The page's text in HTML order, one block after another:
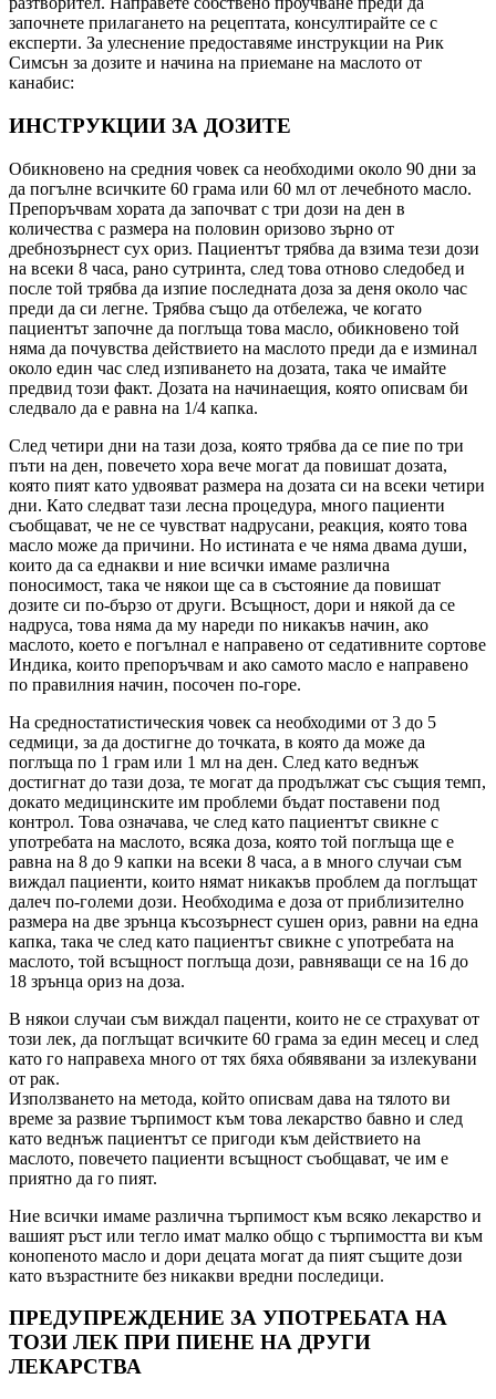
започнете прилагането на рецептата, консултирайте се с
експерти. За улеснение предоставяме инструкции на Рик
Симсън за дозите и начина на приемане на маслото от
канабис:
ИНСТРУКЦИИ ЗА ДОЗИТЕ
Обикновено на средния човек са необходими около 90 дни за
да погълне всичките 60 грама или 60 мл от лечебното масло.
Препоръчвам хората да започват с три дози на ден в
количества с размера на половин оризово зърно от
дребнозърнест сух ориз. Пациентът трябва да взима тези дози
на всеки 8 часа, рано сутринта, след това отново следобед и
после той трябва да изпие последната доза за деня около час
преди да си легне. Трябва също да отбележа, че когато
пациентът започне да поглъща това масло, обикновено той
няма да почувства действието на маслото преди да е изминал
около един час след изпиването на дозата, така че имайте
предвид този факт. Дозата на начинаещия, която описвам би
следвало да е равна на 1/4 капка.
След четири дни на тази доза, която трябва да се пие по три
пъти на ден, повечето хора вече могат да повишат дозата,
която пият като удвояват размера на дозата си на всеки четири
дни. Като следват тази лесна процедура, много пациенти
съобщават, че не се чувстват надрусани, реакция, която това
масло може да причини. Но истината е че няма двама души,
които да са еднакви и ние всички имаме различна
поносимост, така че някои ще са в състояние да повишат
дозите си по-бързо от други. Всъщност, дори и някой да се
надруса, това няма да му нареди по никакъв начин, ако
маслото, което е погълнал е направено от седативните сортове
Индика, които препоръчвам и ако самото масло е направено
по правилния начин, посочен по-горе.
На средностатистическия човек са необходими от 3 до 5
седмици, за да достигне до точката, в която да може да
поглъща по 1 грам или 1 мл на ден. След като веднъж
достигнат до тази доза, те могат да продължат със същия темп,
докато медицинските им проблеми бъдат поставени под
контрол. Това означава, че след като пациентът свикне с
употребата на маслото, всяка доза, която той поглъща ще е
равна на 8 до 9 капки на всеки 8 часа, а в много случаи съм
виждал пациенти, които нямат никакъв проблем да поглъщат
далеч по-големи дози. Необходима е доза от приблизително
размера на две зрънца късозърнест сушен ориз, равни на една
капка, така че след като пациентът свикне с употребата на
маслото, той всъщност поглъща дози, равняващи се на 16 до
18 зрънца ориз на доза.
В някои случаи съм виждал паценти, които не се страхуват от
този лек, да поглъщат всичките 60 грама за един месец и след
като го направеха много от тях бяха обявявани за излекувани
от рак.
Използването на метода, който описвам дава на тялото ви
време за развие търпимост към това лекарство бавно и след
като веднъж пациентът се пригоди към действието на
маслото, повечето пациенти всъщност съобщават, че им е
приятно да го пият.
Ние всички имаме различна търпимост към всяко лекарство и
вашият ръст или тегло имат малко общо с търпимостта ви към
конопеното масло и дори децата могат да пият същите дози
като възрастните без никакви вредни последици.
ПРЕДУПРЕЖДЕНИЕ ЗА УПОТРЕБАТА НА
ТОЗИ ЛЕК ПРИ ПИЕНЕ НА ДРУГИ
ЛЕКАРСТВА